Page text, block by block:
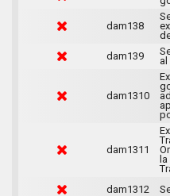
dam138
dam139
dam1310
dam1311
la
dam1312